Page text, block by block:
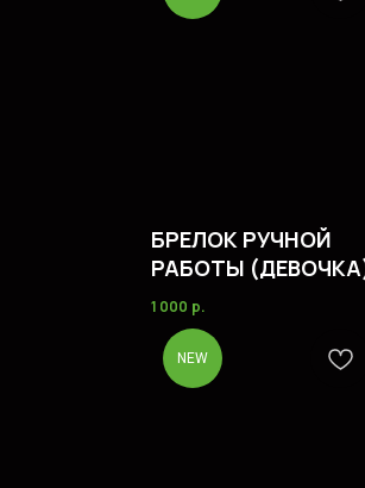
БРЕЛОК РУЧНОЙ
РАБОТЫ
1 000 р.
NEW
ОКАЗЫВАЕМ УСЛУГИ